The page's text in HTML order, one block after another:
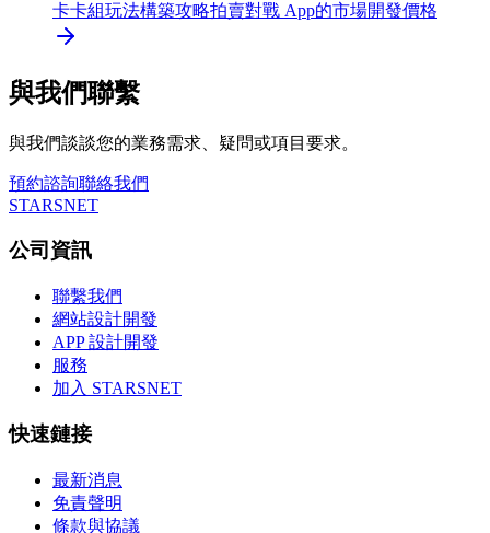
卡卡組玩法構築攻略拍賣對戰 App的市場開發價格
與我們聯繫
與我們談談您的業務需求、疑問或項目要求。
預約諮詢聯絡我們
STARSNET
公司資訊
聯繫我們
網站設計開發
APP 設計開發
服務
加入 STARSNET
快速鏈接
最新消息
免責聲明
條款與協議